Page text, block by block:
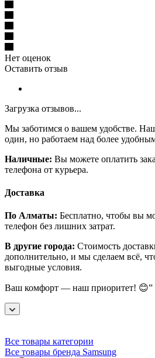
Нет оценок
Оставить отзыв
Загрузка отзывов...
Мы заботимся о вашем удобстве.
один, но работаем над более
Наличные: Вы можете оплатить
телефона от курьера.
Доставка
По Алматы: Бесплатно, чтобы вы
телефон без лишних затрат.
В другие города: Стоимость
дополнительно, и мы сделаем всё,
выгодные условия.
Ваш комфорт — наш приоритет! 😊”
Все товары категории
Все товары бренда Samsung